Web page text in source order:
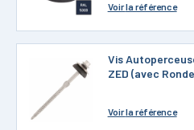
Voirla référence
Vis
ZED (avec
Voirla référence